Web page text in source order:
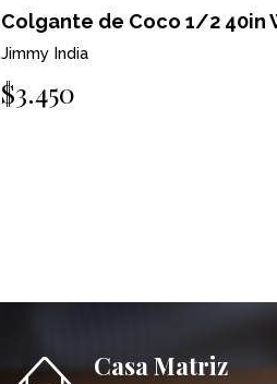
Colgante de Coco 1/2 40in
Jimmy India
$3.450
Casa Matriz